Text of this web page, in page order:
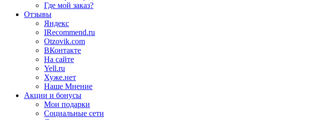
Где мой заказ?
Отзывы
Яндекс
IRecommend.ru
Otzovik.com
ВКонтакте
На сайте
Yell.ru
Хуже.нет
Наше Мнение
Акции и бонусы
Мои подарки
Социальные сети